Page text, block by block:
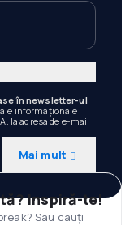
în newsletter-ul
informaționale
la adresa de e-mail
Mai mult
Inspiră-te!
Sau cauți